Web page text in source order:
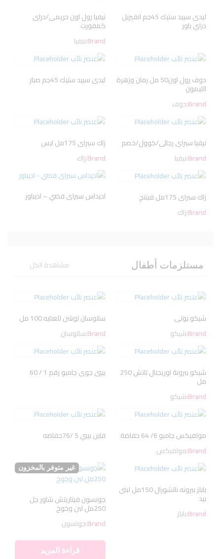
ليدى سبيد ستيك 45جم انفيزبل
دراي باور
نيفيا رول اون حريمى/دراى
كمفورت
Brand:نيفيا
دوف رول اون50 مل رمان وزهرة
الليمون
Brand:دوف
ليدى سبيد ستيك 45جم صبار
نيفيا سبراى رجالى/كوول/خصم
Brand:نيفيا
زاك سبراى 175مل ايس
Brand:زاك
زاك سبراى 175مل فينتج
Brand:زاك
اديداس سبراى فضي – اديباور
مستلزمات أطفال مشاهدة الكل
شيكو بوتى
Brand:شيكو
سانوسان لوشن للعنايه 100 مل
Brand:سانوسان
شيكو ببرونة اوريجنال تاتش 250
مل
Brand:شيكو
بيبى جوى جامبو رقم 1 / 60
مولفيكس جامبو 6/ 64 حفاضة
Brand:مولفيكس
فاين بيبي 5 /76حفاضه
بابلز ببرونه ناتشورال 150مل لبنى
بيد
Brand:بابلز
غير متوفر بالمخزون
جونسون فيتاريتش شاور جل
250مل لبن وخوخ
Brand:جونسون
قراءة المزيد